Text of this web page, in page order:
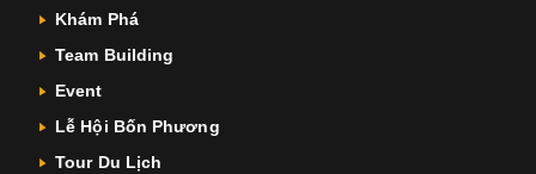
Khám Phá
Team Building
Event
Lễ Hội Bốn Phương
Tour Du Lịch